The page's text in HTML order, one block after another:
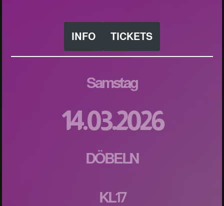
INFO TICKETS
Samstag
14.03.2026
DÖBELN
KL17